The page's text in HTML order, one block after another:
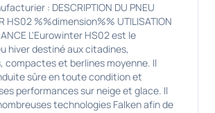
: DESCRIPTION DU PNEU
HS02 %%dimension%% UTILISATION
L'Eurowinter HS02 est le
hiver destiné aux citadines,
compactes et berlines moyenne. Il
sûre en toute condition et
performances sur neige et glace. Il
technologies Falken afin de